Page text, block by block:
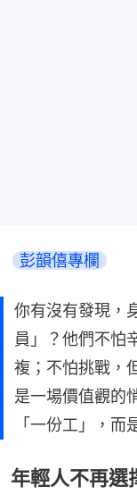
彭韻僖專欄
你有沒有發現，
員」？他們不怕
複；不怕挑戰，
是一場價值觀的
「一份工」，而
年輕人不再選